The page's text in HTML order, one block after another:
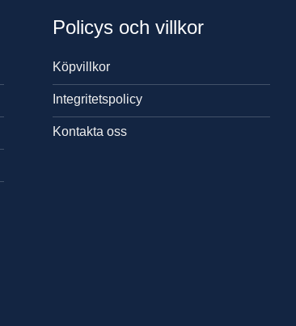
Policys och villkor
Köpvillkor
Integritetspolicy
Kontakta oss